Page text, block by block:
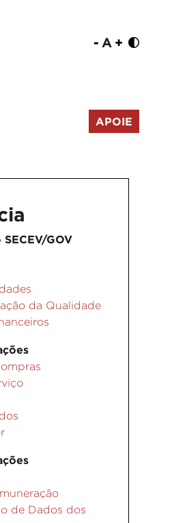
- A +
APOIE
GOV
da Qualidade
de Dados dos